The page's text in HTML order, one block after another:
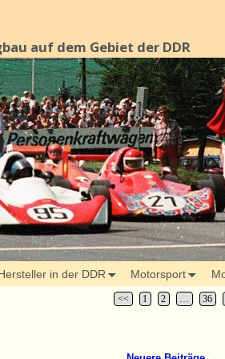
auf dem Gebiet der DDR
in der DDR Motorsport
<< 1 2 … 36